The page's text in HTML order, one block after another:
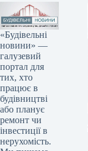
«Будівельні
новини» —
галузевий
портал для
тих, хто
працює в
будівництві
або планує
ремонт чи
інвестиції в
нерухомість.